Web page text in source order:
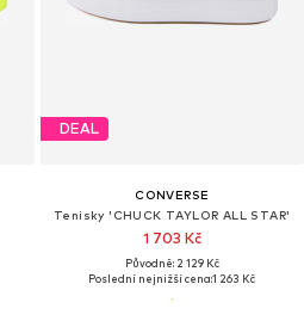
DEAL
CONVERSE
Tenisky 'CHUCK TAYLOR ALL STAR'
1 703 Kč
Původně: 2 129 Kč
Poslední nejnižší cena:1 263 Kč